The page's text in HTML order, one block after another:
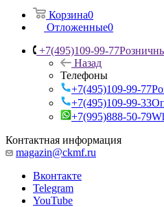
Корзина0
Отложенные0
+7(495)109-99-77
Назад
Телефоны
+7(495)109-99-77
+7(495)109-99-33
+7(995)888-50-79
Контактная информация
magazin@ckmf.ru
Вконтакте
Telegram
YouTube